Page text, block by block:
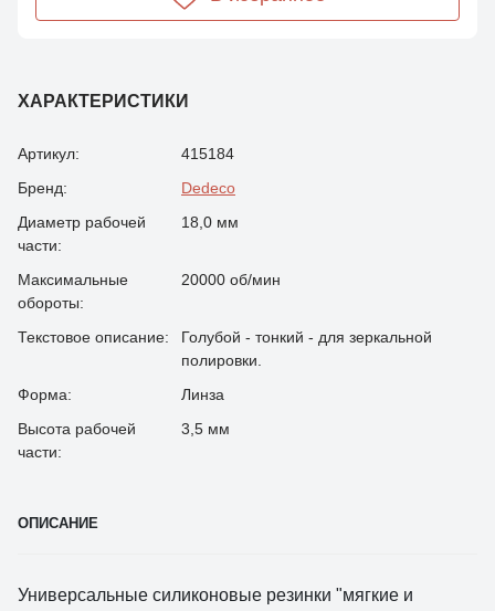
ХАРАКТЕРИСТИКИ
Артикул:
415184
Бренд:
Dedeco
Диаметр рабочей
части:
18,0 мм
Максимальные
обороты:
20000 об/мин
Текстовое описание:
Голубой - тонкий - для зеркальной
полировки.
Форма:
Линза
Высота рабочей
части:
3,5 мм
ОПИСАНИЕ
Универсальные силиконовые резинки "мягкие и